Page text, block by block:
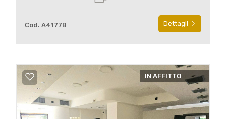
Cod. A4177B Dettagli
IN AFFITTO